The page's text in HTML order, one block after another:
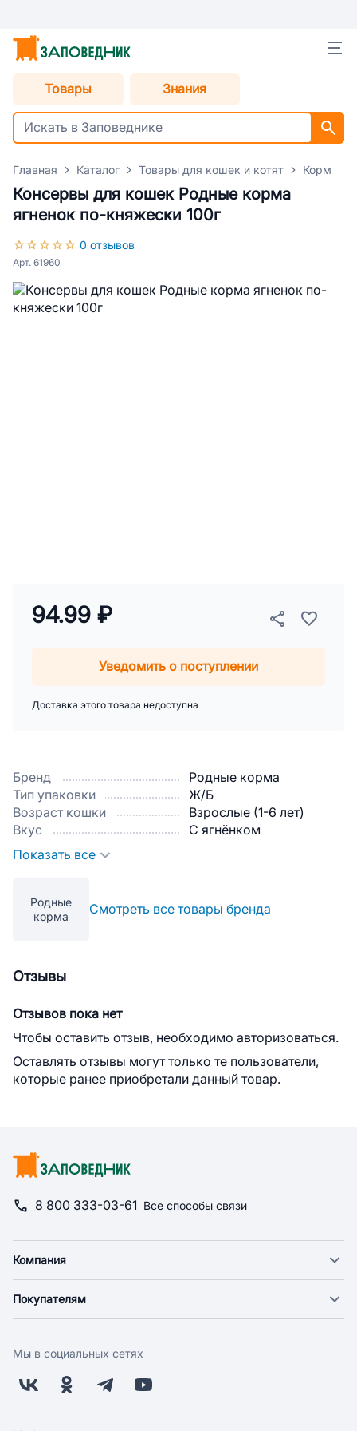
Товары Знания
Главная Каталог Товары для кошек и котят Корм
Консервы для кошек Родные корма
ягненок по-княжески 100г
0 отзывов
Арт. 61960
Бренд
Родные корма
Тип упаковки
Ж/Б
Возраст кошки
Взрослые (1-6 лет)
Вкус
С ягнёнком
Показать все
Родные
корма
Смотреть все товары бренда
94.99 ₽
Уведомить о поступлении
Доставка этого товара недоступна
Отзывы
Отзывов пока нет
Чтобы оставить отзыв, необходимо авторизоваться.
Оставлять отзывы могут только те пользователи,
которые ранее приобретали данный товар.
8 800 333-03-61 Все способы связи
Компания
Новости
Поставщикам
Заводчикам
Покупателям
Оплата
Бонусная программа
Мы в социальных сетях